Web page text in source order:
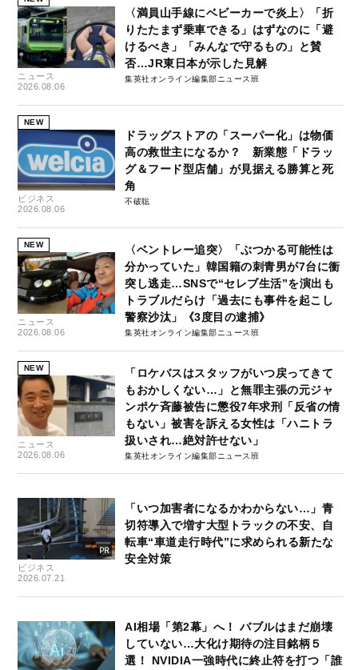
ニュース
2026.08.06
〈満員山手線にベビーカーで炎上〉「折
りたたまず乗車できる」はずなのに「避
けるべき」「みんなで守るもの」と賛
否…JR東日本が示した見解
集英社オンライン編集部ニュース班
NEW
ビジネス
2026.08.06
ドラッグストアの「スーパー化」は物価
高の救世主になるか？ 新業態「ドラッ
グ＆フード型店舗」が見据える勝算と死
角
不破聡
NEW
ニュース
2026.08.06
〈ベントレー追突〉「ぶつかる可能性は
分かっていた」韓国籍の刺青男が7台に衝
突し逃走…SNSで“セレブ生活”を演出も
トラブルだらけ「過去にも事件を起こし
警察沙汰」《3度目の逮捕》
集英社オンライン編集部ニュース班
NEW
ニュース
2026.08.06
「ロケバスはスタッフがいつ戻ってきて
もおかしくない…」と無罪主張の元ジャ
ンポケ斉藤被告に懲役7年求刑「反省の情
もない」被害を訴える女性は「ハニトラ
扱いされ…絶対許せない」
集英社オンライン編集部ニュース班
ビジネス
2026.07.21
「いつ加害者になるかわからない…」青
切符導入で増す大型トラックの不安、自
転車“車道走行時代”に求められる新たな
安全対策
AI相場「第2幕」へ！ バブルはまだ崩壊
していない…大化け期待の注目銘柄５
選！ NVIDIA一強時代に終止符を打つ「誰